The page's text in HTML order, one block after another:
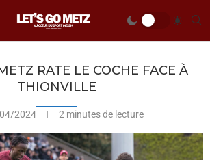
RATE LE COCHE FACE À
THIONVILLE
2024 2 minutes de lecture